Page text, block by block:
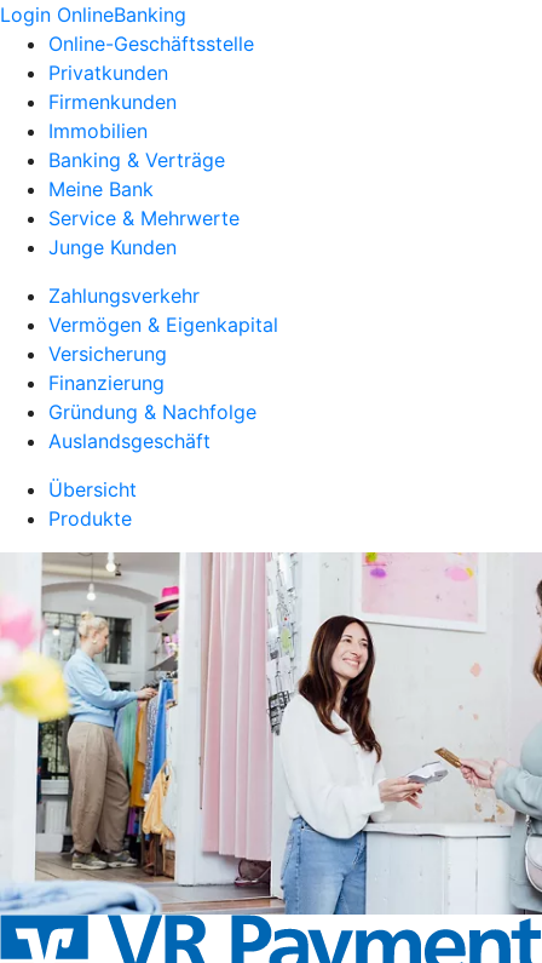
Login OnlineBanking
Online-Geschäftsstelle
Privatkunden
Firmenkunden
Immobilien
Banking & Verträge
Meine Bank
Service & Mehrwerte
Junge Kunden
Zahlungsverkehr
Vermögen & Eigenkapital
Versicherung
Finanzierung
Gründung & Nachfolge
Auslandsgeschäft
Übersicht
Produkte